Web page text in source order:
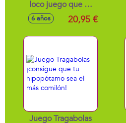
loco juego que os
retorcerá de risa!
6 años 20,95 €
Juego Tragabolas